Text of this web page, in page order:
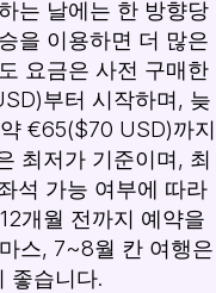
는 날에는 한 방향당
을 이용하면 더 많은
요금은 사전 구매한
부터 시작하며, 늦
€65($70 USD)까지
최저가 기준이며, 최
석 가능 여부에 따라
개월 전까지 예약을
스, 7~8월 칸 여행은
좋습니다.